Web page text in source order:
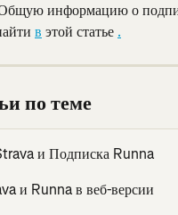
информацию о
в этой статье .
по теме
и Подписка Runna
и Runna в веб-версии